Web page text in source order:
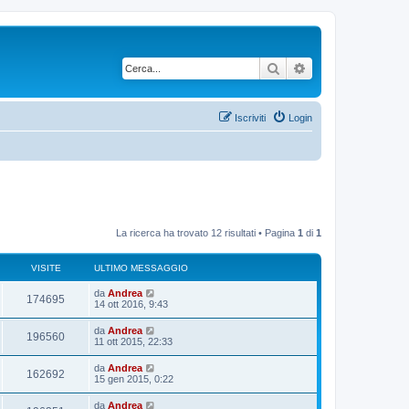
Cerca
Login
Iscriviti
La ricerca ha trovato 12 risultati • Pagina 1 di 1
VISITE ULTIMO MESSAGGIO
174695
i
t
U
m
o
m
e
s
s
a
da Andrea
14 ott 2016, 9:43
196560V
i
U
m
o
m
e
da Andrea
11 ott 2015, 22:33
162692
i
U
da Andrea
15 gen 2015, 0:22
U
da Andrea